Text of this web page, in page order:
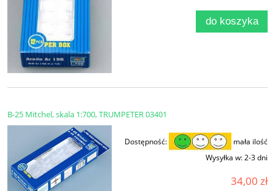
do koszyka
B-25 Mitchel, skala 1:700, TRUMPETER 03401
Dostępność:
mała ilość
Wysyłka w:2-3 dni
34,00 zł